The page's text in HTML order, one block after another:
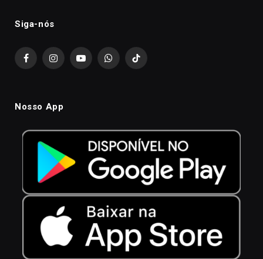
Siga-nós
FacebookInstagramYouTubeWhatsAppTikTok
Nosso App